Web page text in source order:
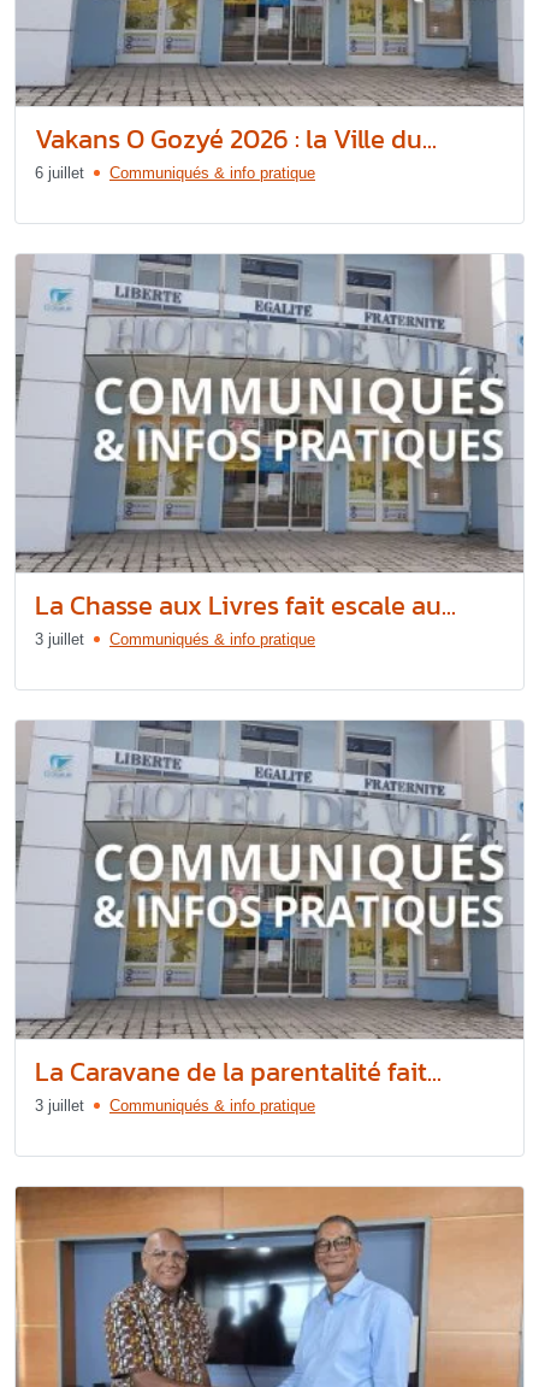
Vakans O Gozyé 2026 : la Ville du...
6 juillet Communiqués & info pratique
La Chasse aux Livres fait escale au...
3 juillet Communiqués & info pratique
La Caravane de la parentalité fait...
3 juillet Communiqués & info pratique